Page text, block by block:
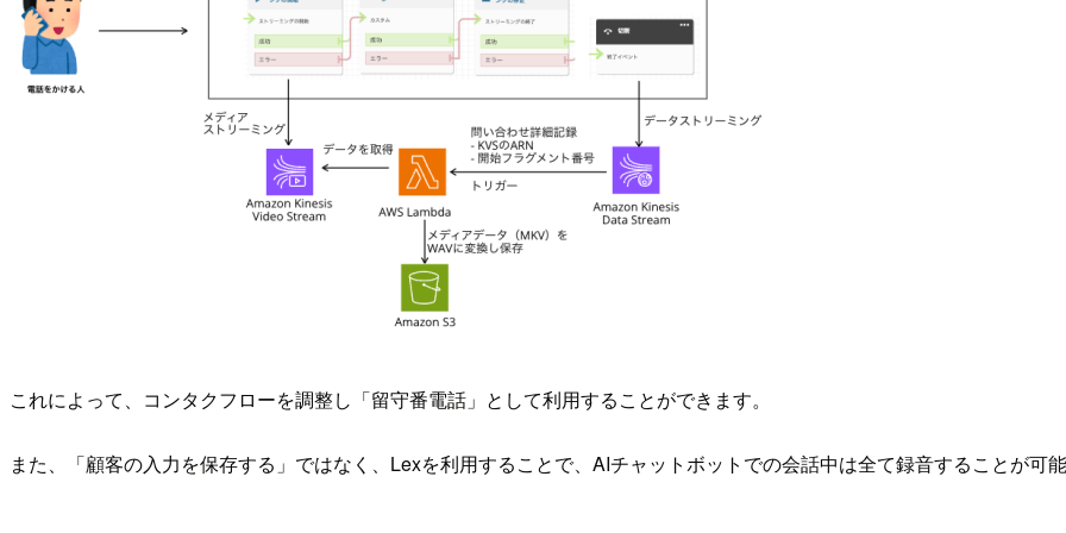
これによって、コンタクフローを調整し「留守番電話」として利用することができます。
また、「顧客の入力を保存する」ではなく、Lexを利用することで、AIチャットボットでの会話中は全て録音することが可